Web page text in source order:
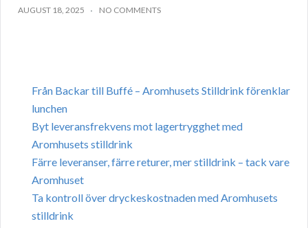
AUGUST 18, 2025 NO COMMENTS
Från Backar till Buffé – Aromhusets Stilldrink förenklar
lunchen
Byt leveransfrekvens mot lagertrygghet med
Aromhusets stilldrink
Färre leveranser, färre returer, mer stilldrink – tack vare
Aromhuset
Ta kontroll över dryckeskostnaden med Aromhusets
stilldrink